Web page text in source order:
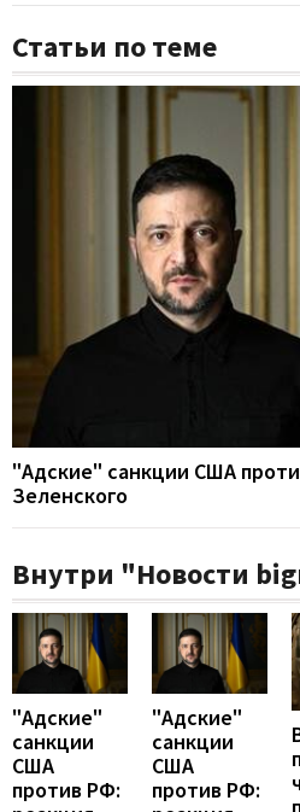
Статьи по теме
"Адские" санкции США
Зеленского
Внутри "Новости
"Адские"
санкции
США
против РФ:
"Адские"
санкции
США
против РФ: